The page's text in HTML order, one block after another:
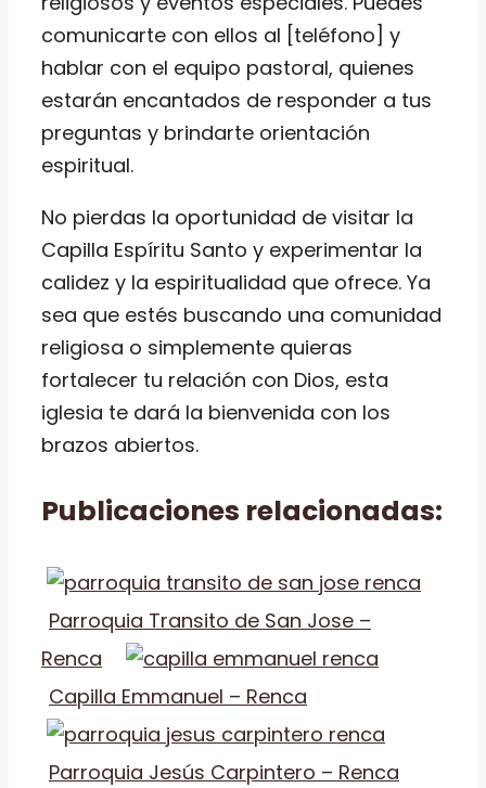
comunicarte con ellos al [teléfono] y
hablar con el equipo pastoral, quienes
estarán encantados de responder a tus
preguntas y brindarte orientación
espiritual.
No pierdas la oportunidad de visitar la
Capilla Espíritu Santo y experimentar la
calidez y la espiritualidad que ofrece. Ya
sea que estés buscando una comunidad
religiosa o simplemente quieras
fortalecer tu relación con Dios, esta
iglesia te dará la bienvenida con los
brazos abiertos.
Publicaciones relacionadas:
Parroquia Transito de San Jose –
Renca
Capilla Emmanuel – Renca
Parroquia Jesús Carpintero – Renca